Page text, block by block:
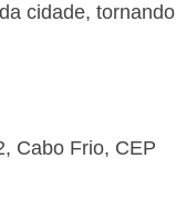
cidade, tornando
Cabo Frio, CEP